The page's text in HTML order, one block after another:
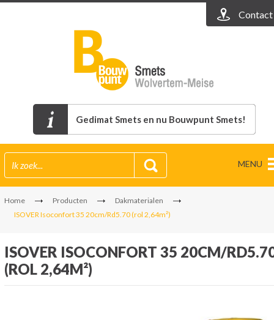
Contact
Gedimat Smets en nu Bouwpunt Smets!
MENU
Home Producten
Dakmaterialen
ISOVER Isoconfort 35 20cm/Rd5.70 (rol 2,64m²)
ISOVER ISOCONFORT 35 20CM/
(ROL 2,64M²)